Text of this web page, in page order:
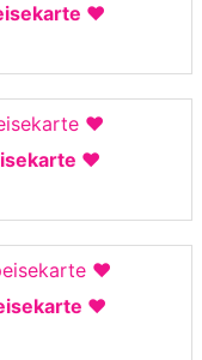
❤️
❤️
❤️